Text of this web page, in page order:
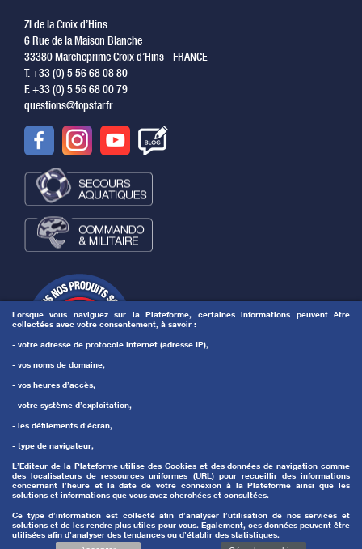
Lorsque vous naviguez sur la Plateforme, certaines informations peuvent être
collectées avec votre consentement, à savoir :
- votre adresse de protocole Internet (adresse IP),
- vos noms de domaine,
- vos heures d’accès,
- votre système d’exploitation,
- les défilements d’écran,
- type de navigateur,
L’Editeur de la Plateforme utilise des Cookies et des données de navigation comme
des localisateurs de ressources uniformes (URL) pour recueillir des informations
concernant l’heure et la date de votre connexion à la Plateforme ainsi que les
solutions et informations que vous avez cherchées et consultées.
Ce type d’information est collecté afin d’analyser l’utilisation de nos services et
solutions et de les rendre plus utiles pour vous. Egalement, ces données peuvent être
utilisées afin d’analyser des tendances ou d’établir des statistiques.
ZI de la Croix d’Hins
6 Rue de la Maison Blanche
33380 Marcheprime Croix d’Hins - FRANCE
T. +33 (0) 5 56 68 08 80
F. +33 (0) 5 56 68 00 79
questions@topstar.fr